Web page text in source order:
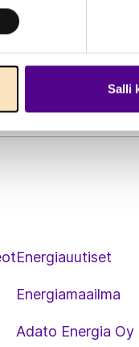
Salli
Energiauutiset
Energiamaailma
Adato Energia Oy